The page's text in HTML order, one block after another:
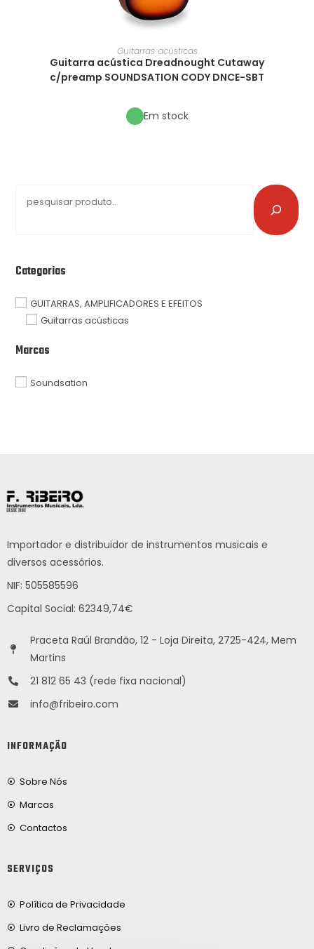
Guitarras acústicas
Guitarra acústica Dreadnought Cutaway
c/preamp SOUNDSATION CODY DNCE-SBT
Em stock
Categorias
GUITARRAS, AMPLIFICADORES E EFEITOS
Guitarras acústicas
Marcas
Soundsation
Importador e distribuidor de instrumentos musicais e
diversos acessórios.
NIF: 505585596
Capital Social: 62349,74€
Praceta Raúl Brandão, 12 - Loja Direita, 2725-424, Mem
Martins
21 812 65 43 (rede fixa nacional)
info@fribeiro.com
INFORMAÇÃO
Sobre Nós
Marcas
Contactos
SERVIÇOS
Política de Privacidade
Livro de Reclamações